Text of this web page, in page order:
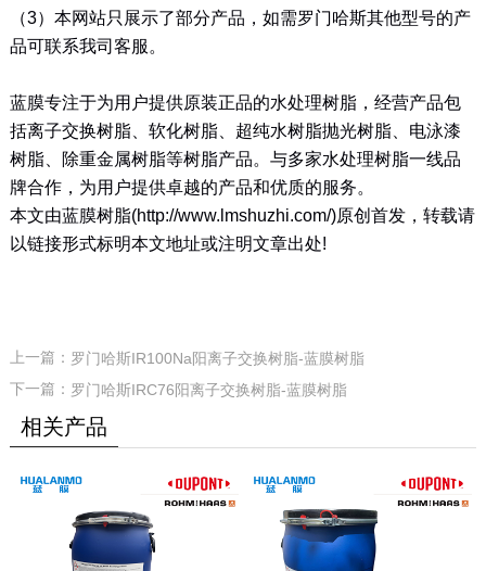
（3）本网站只展示了部分产品，如需罗门哈斯其他型号的产
品可联系我司客服。
蓝膜专注于为用户提供原装正品的水处理树脂，经营产品包
括离子交换树脂、软化树脂、超纯水树脂抛光树脂、电泳漆
树脂、除重金属树脂等树脂产品。与多家水处理树脂一线品
牌合作，为用户提供卓越的产品和优质的服务。
本文由蓝膜树脂(http://www.lmshuzhi.com/)原创首发，转载请
以链接形式标明本文地址或注明文章出处!
上一篇： 罗门哈斯IR100Na阳离子交换树脂-蓝膜树脂
下一篇： 罗门哈斯IRC76阳离子交换树脂-蓝膜树脂
相关产品